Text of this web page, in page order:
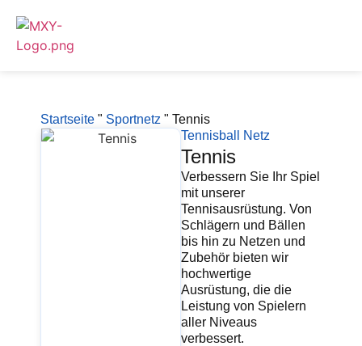
Startseite " Sportnetz " Tennis
Tennisball Netz
Tennis
Verbessern Sie Ihr Spiel
mit unserer
Tennisausrüstung. Von
Schlägern und Bällen
bis hin zu Netzen und
Zubehör bieten wir
hochwertige
Ausrüstung, die die
Leistung von Spielern
aller Niveaus
verbessert.